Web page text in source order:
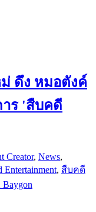
ดึง หมอตังค์
าร 'สืบคดี
Creator, News,
Entertainment, สืบคดี